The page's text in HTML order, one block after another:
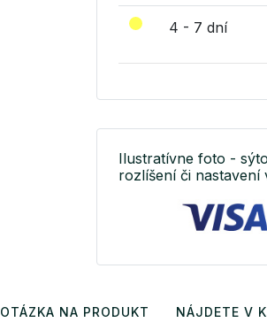
4 - 7 dní
Ilustratívne foto -
rozlíšení či nastavení
OTÁZKA NA PRODUKT NÁJDETE V